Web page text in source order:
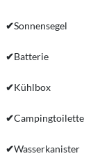
✔Sonnensegel
✔Batterie
✔Kühlbox
✔Campingtoilette
✔Wasserkanister